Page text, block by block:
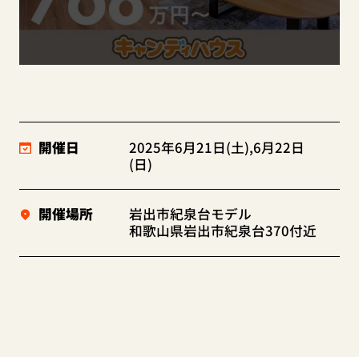
開催日
2025年6月21日(土),6月22日
(日)
開催場所
岩出市紀泉台モデル
和歌山県岩出市紀泉台370付近